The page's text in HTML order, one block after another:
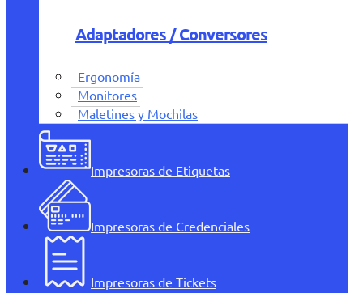
Adaptadores / Conversores
Ergonomía
Monitores
Maletines y Mochilas
Impresoras de Etiquetas
Impresoras de Credenciales
Impresoras de Tickets